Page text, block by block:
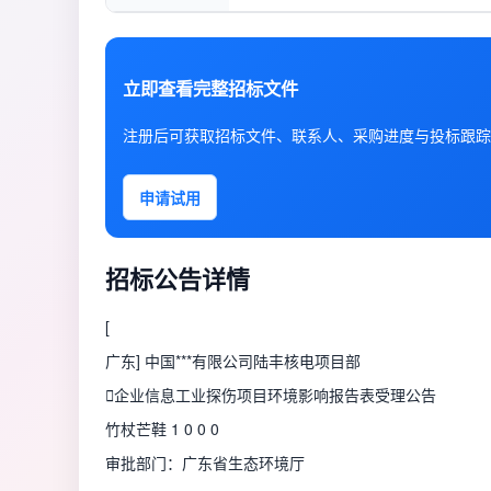
立即查看完整招标文件
注册后可获取招标文件、联系人、采购进度与投标跟
申请试用
招标公告详情
[
广东] 中国***有限公司陆丰核电项目部
企业信息工业探伤项目环境影响报告表受理公告
竹杖芒鞋 1 0 0 0
审批部门：广东省生态环境厅